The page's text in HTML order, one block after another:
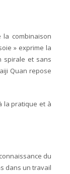
combinaison
» exprime la
spirale et sans
Quan repose
la pratique et à
du
dans un travail